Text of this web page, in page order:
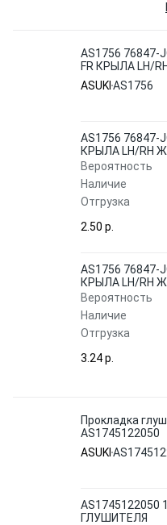
AS1756
FR КРЫЛА LH/
ASUKI AS1756
AS1756
КРЫЛА LH/RH
Вероятность
Наличие
Отгрузка
2.50 p.
AS1756
КРЫЛА LH/RH
Вероятность
Наличие
Отгрузка
3.24 p.
Прокладка
AS1745122050
ASUKI
ГЛУШИТЕЛЯ